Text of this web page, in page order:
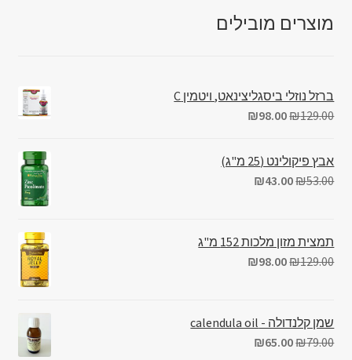
מוצרים מובילים
ברזל נוזלי ביסגליצינאט, ויטמין C
₪129.00
₪98.00
אבץ פיקולינט (25 מ"ג)
₪53.00
₪43.00
תמצית מזון מלכות 152 מ"ג
₪129.00
₪98.00
שמן קלנדולה - calendula oil
₪79.00
₪65.00